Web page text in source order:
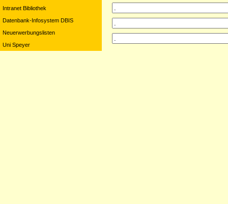
Intranet Bibliothek
Datenbank-Infosystem DBIS
Neuerwerbungslisten
Uni Speyer